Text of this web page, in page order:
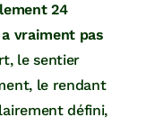
24
vraiment pas
le sentier
le rendant
défini,